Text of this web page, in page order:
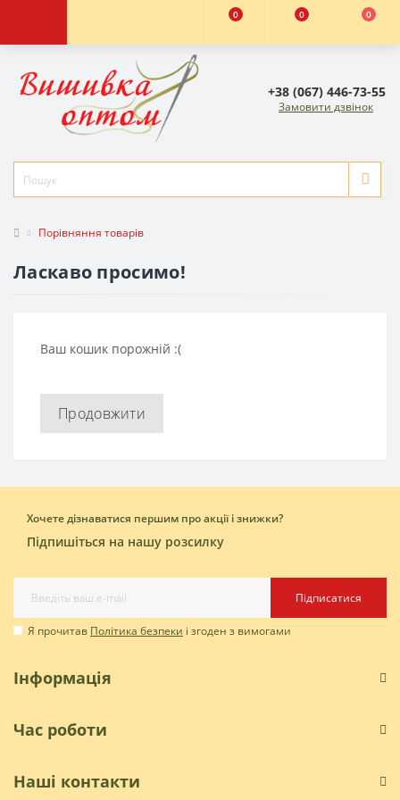
0 0 0
+38 (067) 446-73-55
Замовити дзвінок
Порівняння товарів
Ласкаво просимо!
Ваш кошик порожній :(
Продовжити
Хочете дізнаватися першим про акції і знижки?
Підпишіться на нашу розсилку
Підписатися
Я прочитав Політика безпеки і згоден з вимогами
Інформація
Час роботи
Наші контакти